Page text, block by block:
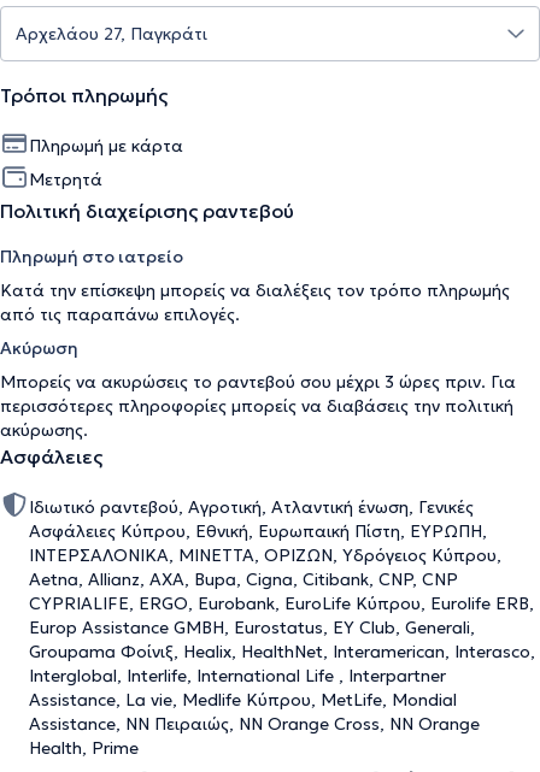
Τρόποι πληρωμής
Πληρωμή με κάρτα
Μετρητά
Πολιτική διαχείρισης ραντεβού
Πληρωμή στο ιατρείο
Κατά την επίσκεψη μπορείς να διαλέξεις τον τρόπο πληρωμής
από τις παραπάνω επιλογές.
Ακύρωση
Μπορείς να ακυρώσεις το ραντεβού σου μέχρι 3 ώρες πριν. Για
περισσότερες πληροφορίες μπορείς να διαβάσεις την πολιτική
ακύρωσης.
Ασφάλειες
Ιδιωτικό ραντεβού, Αγροτική, Ατλαντική ένωση, Γενικές
Ασφάλειες Κύπρου, Εθνική, Ευρωπαική Πίστη, ΕΥΡΩΠΗ,
ΙΝΤΕΡΣΑΛΟΝΙΚΑ, ΜΙΝΕΤΤΑ, ΟΡΙΖΩΝ, Υδρόγειος Κύπρου,
Aetna, Allianz, AXA, Bupa, Cigna, Citibank, CNP, CNP
CYPRIALIFE, ERGO, Eurobank, EuroLife Κύπρου, Eurolife ERB,
Europ Assistance GMBH, Eurostatus, EY Club, Generali,
Groupama Φοίνιξ, Healix, HealthNet, Interamerican, Interasco,
Interglobal, Interlife, International Life , Interpartner
Assistance, La vie, Medlife Κύπρου, MetLife, Mondial
Assistance, NN Πειραιώς, NN Orange Cross, NN Orange
Health, Prime